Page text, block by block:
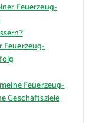
Feuerzeug-
Feuerzeug-
Feuerzeug-
Geschäftsziele